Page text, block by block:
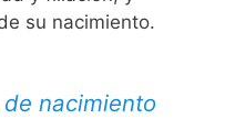
su nacimiento.
nacimiento